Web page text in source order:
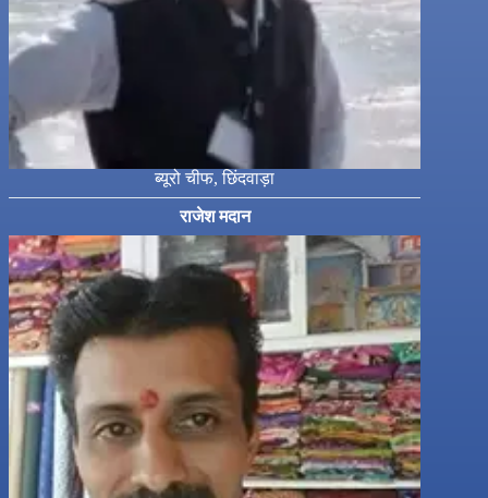
ब्यूरो चीफ, छिंदवाड़ा
राजेश मदान